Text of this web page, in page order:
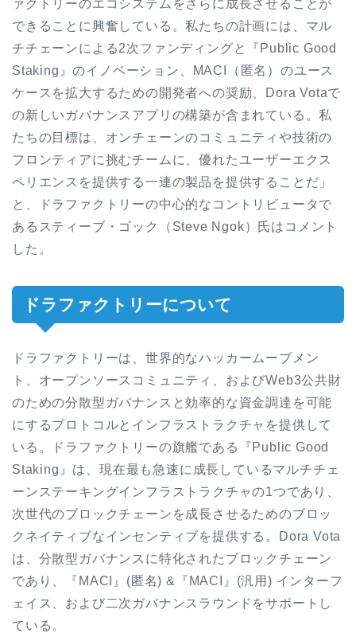
ァクトリーのエコシステムをさらに成長させることが
できることに興奮している。私たちの計画には、マル
チチェーンによる2次ファンディングと『Public Good
Staking』のイノベーション、MACI（匿名）のユース
ケースを拡大するための開発者への奨励、Dora Votaで
の新しいガバナンスアプリの構築が含まれている。私
たちの目標は、オンチェーンのコミュニティや技術の
フロンティアに挑むチームに、優れたユーザーエクス
ペリエンスを提供する一連の製品を提供することだ」
と、ドラファクトリーの中心的なコントリビュータで
あるスティーブ・ゴック（Steve Ngok）氏はコメント
した。
ドラファクトリーについて
ドラファクトリーは、世界的なハッカームーブメン
ト、オープンソースコミュニティ、およびWeb3公共財
のための分散型ガバナンスと効率的な資金調達を可能
にするプロトコルとインフラストラクチャを提供して
いる。ドラファクトリーの旗艦である『Public Good
Staking』は、現在最も急速に成長しているマルチチェ
ーンステーキングインフラストラクチャの1つであり、
次世代のブロックチェーンを成長させるためのブロッ
クネイティブなインセンティブを提供する。Dora Vota
は、分散型ガバナンスに特化されたブロックチェーン
であり、『MACI』(匿名) &『MACI』(汎用) インターフ
ェイス、および二次ガバナンスラウンドをサポートし
ている。